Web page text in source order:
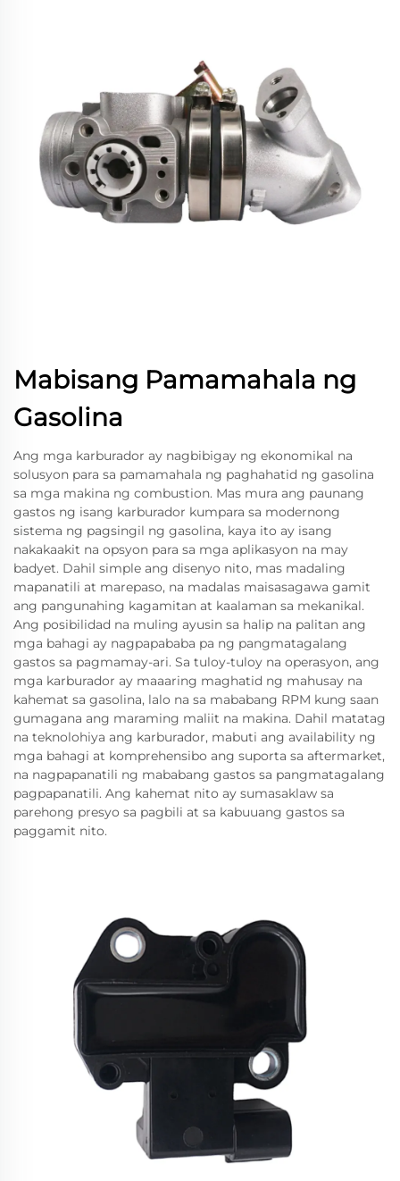
Mabisang Pamamahala ng
Gasolina
Ang mga karburador ay nagbibigay ng ekonomikal na
solusyon para sa pamamahala ng paghahatid ng gasolina
sa mga makina ng combustion. Mas mura ang paunang
gastos ng isang karburador kumpara sa modernong
sistema ng pagsingil ng gasolina, kaya ito ay isang
nakakaakit na opsyon para sa mga aplikasyon na may
badyet. Dahil simple ang disenyo nito, mas madaling
mapanatili at marepaso, na madalas maisasagawa gamit
ang pangunahing kagamitan at kaalaman sa mekanikal.
Ang posibilidad na muling ayusin sa halip na palitan ang
mga bahagi ay nagpapababa pa ng pangmatagalang
gastos sa pagmamay-ari. Sa tuloy-tuloy na operasyon, ang
mga karburador ay maaaring maghatid ng mahusay na
kahemat sa gasolina, lalo na sa mababang RPM kung saan
gumagana ang maraming maliit na makina. Dahil matatag
na teknolohiya ang karburador, mabuti ang availability ng
mga bahagi at komprehensibo ang suporta sa aftermarket,
na nagpapanatili ng mababang gastos sa pangmatagalang
pagpapanatili. Ang kahemat nito ay sumasaklaw sa
parehong presyo sa pagbili at sa kabuuang gastos sa
paggamit nito.